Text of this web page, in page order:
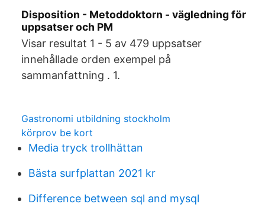
Disposition - Metoddoktorn - vägledning för
uppsatser och PM
Visar resultat 1 - 5 av 479 uppsatser
innehållade orden exempel på
sammanfattning . 1.
Gastronomi utbildning stockholm
körprov be kort
Media tryck trollhättan
Bästa surfplattan 2021 kr
Difference between sql and mysql